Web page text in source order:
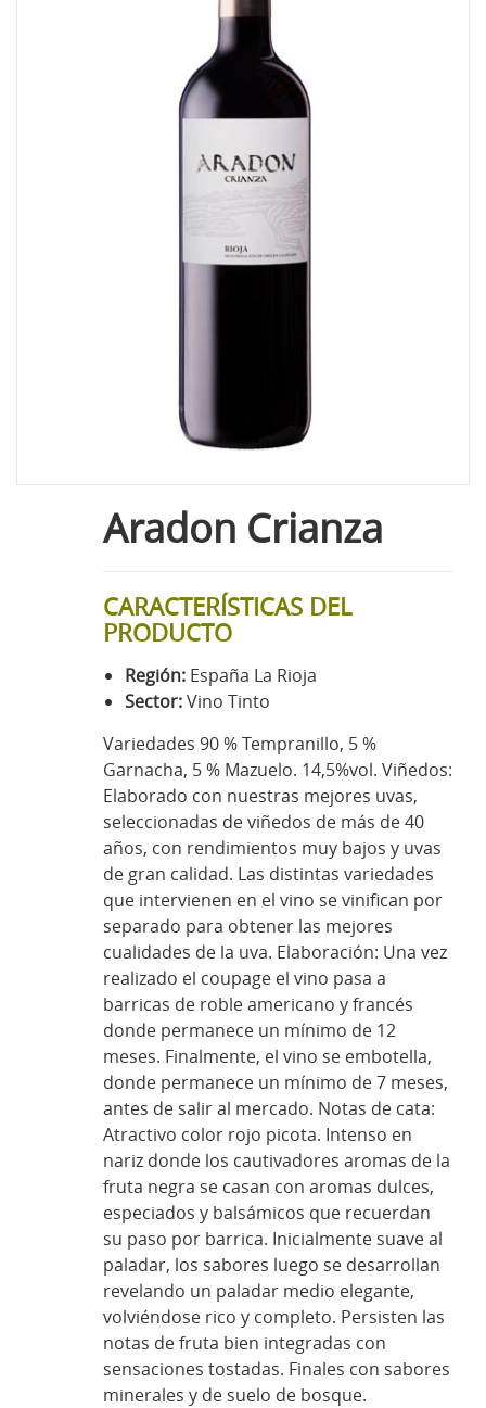
Aradon Crianza
CARACTERÍSTICAS DEL
PRODUCTO
Región: España La Rioja
Sector:Vino Tinto
Variedades 90 % Tempranillo, 5 %
Garnacha, 5 % Mazuelo. 14,5%vol. Viñedos:
Elaborado con nuestras mejores uvas,
seleccionadas de viñedos de más de 40
años, con rendimientos muy bajos y uvas
de gran calidad. Las distintas variedades
que intervienen en el vino se vinifican por
separado para obtener las mejores
cualidades de la uva. Elaboración: Una vez
realizado el coupage el vino pasa a
barricas de roble americano y francés
donde permanece un mínimo de 12
meses. Finalmente, el vino se embotella,
donde permanece un mínimo de 7 meses,
antes de salir al mercado. Notas de cata:
Atractivo color rojo picota. Intenso en
nariz donde los cautivadores aromas de la
fruta negra se casan con aromas dulces,
especiados y balsámicos que recuerdan
su paso por barrica. Inicialmente suave al
paladar, los sabores luego se desarrollan
revelando un paladar medio elegante,
volviéndose rico y completo. Persisten las
notas de fruta bien integradas con
sensaciones tostadas. Finales con sabores
minerales y de suelo de bosque.